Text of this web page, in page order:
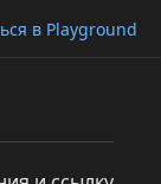
в Playground